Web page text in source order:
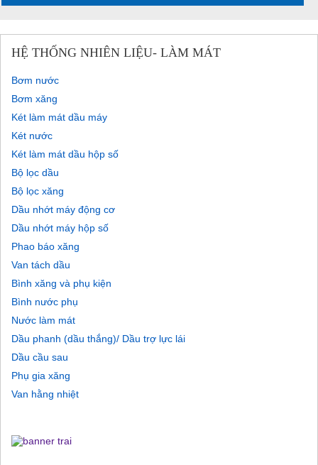
HỆ THỐNG NHIÊN LIỆU- LÀM MÁT
Bơm nước
Bơm xăng
Két làm mát dầu máy
Két nước
Két làm mát dầu hộp số
Bộ lọc dầu
Bộ lọc xăng
Dầu nhớt máy động cơ
Dầu nhớt máy hộp số
Phao báo xăng
Van tách dầu
Bình xăng và phụ kiện
Bình nước phụ
Nước làm mát
Dầu phanh (dầu thắng)/ Dầu trợ lực lái
Dầu cầu sau
Phụ gia xăng
Van hằng nhiệt